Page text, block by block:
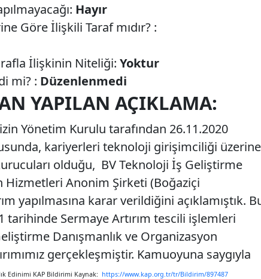
Hayır
Göre İlişkili Taraf mıdır? :
İlişkinin Niteliği: Yoktur
mi? : Düzenlenmedi
YAPILAN AÇIKLAMA:
Yönetim Kurulu tarafından 26.11.2020
kariyerleri teknoloji girişimciliği üzerine
olduğu, BV Teknoloji İş Geliştirme
Hizmetleri Anonim Şirketi (Boğaziçi
yapılmasına karar verildiğini açıklamıştık.
tarihinde Sermaye Artırım tescili işlemleri
Danışmanlık ve Organizasyon
gerçekleşmiştir. Kamuoyuna saygıyla
Edinimi KAP Bildirimi Kaynak: https://www.kap.org.tr/tr/Bildirim/897487